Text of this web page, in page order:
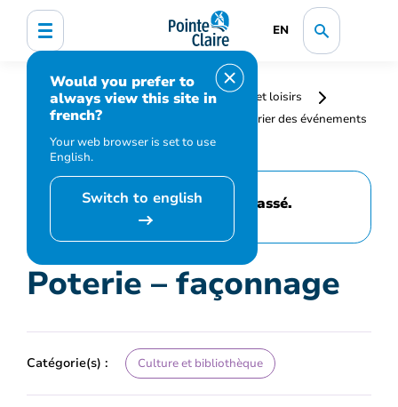
EN
Would you prefer to
always view this site in
french?
Your web browser is set to use
English.
Switch to english
Accueil
Bibliothèque, culture, sports et loisirs
Programmation et inscription
Calendrier des événements
et activités
Poterie – façonnage
Cet événement est passé.
Poterie – façonnage
Catégorie(s) : Culture et bibliothèque